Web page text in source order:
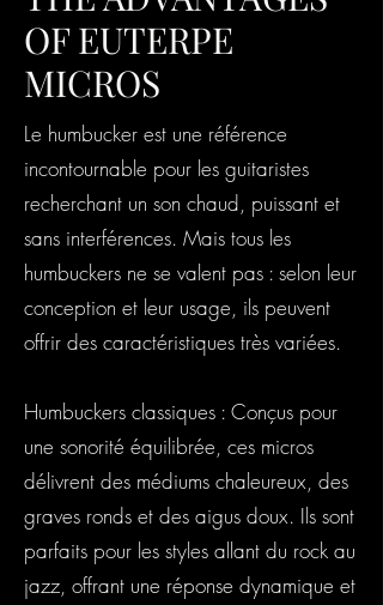
OF EUTERPE
MICROS
Le humbucker est une référence
incontournable pour les guitaristes
recherchant un son chaud, puissant et
sans interférences. Mais tous les
humbuckers ne se valent pas : selon leur
conception et leur usage, ils peuvent
offrir des caractéristiques très variées.
Humbuckers classiques : Conçus pour
une sonorité équilibrée, ces micros
délivrent des médiums chaleureux, des
graves ronds et des aigus doux. Ils sont
parfaits pour les styles allant du rock au
jazz, offrant une réponse dynamique et